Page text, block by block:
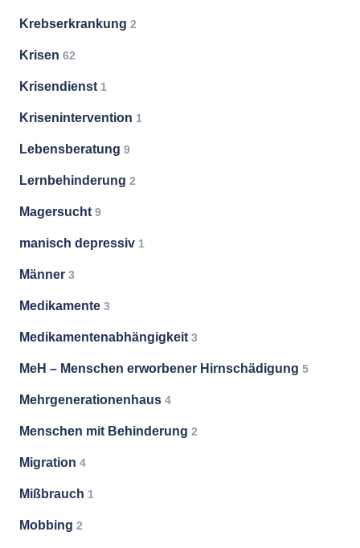
Krebserkrankung 2
Krisen 62
Krisendienst 1
Krisenintervention 1
Lebensberatung 9
Lernbehinderung 2
Magersucht 9
manisch depressiv 1
Männer 3
Medikamente 3
Medikamentenabhängigkeit 3
MeH – Menschen erworbener Hirnschädigung 5
Mehrgenerationenhaus 4
Menschen mit Behinderung 2
Migration 4
Mißbrauch 1
Mobbing 2